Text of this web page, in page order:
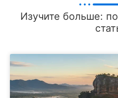
Изучите больше: